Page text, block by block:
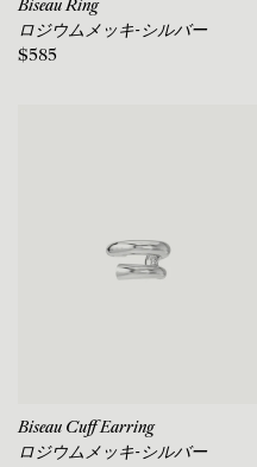
Biseau Ring
ロジウムメッキ-シルバー
$585
Biseau Cuff Earring
ロジウムメッキ-シルバー